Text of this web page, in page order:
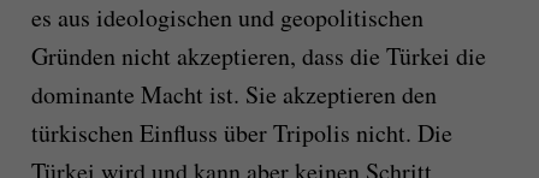
es aus ideologischen und geopolitischen
Gründen nicht akzeptieren, dass die Türkei die
dominante Macht ist. Sie akzeptieren den
türkischen Einfluss über Tripolis nicht. Die